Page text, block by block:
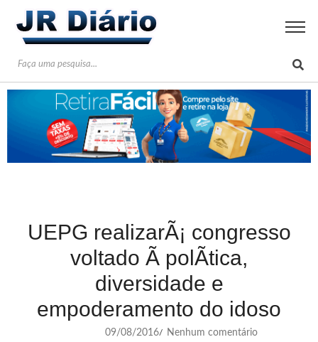
UEPG realizarÃ¡ congresso
voltado Ã polÃ­tica,
diversidade e
empoderamento do idoso
09/08/2016/ Nenhum comentário